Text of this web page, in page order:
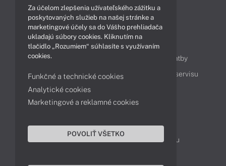
Technológie
Videá
Obsah
Ako nakupovať
Možnosti doručenia a platby
Podpora a servis
Servisné služby Cenník servisu
Kontakty
043 4224 771
Obchodné oddelenie
Reklamácia tovaru
Za účelom zlepšenia užívateľského zážitku a
poskytovaných služieb na našej stránke a
marketingové účely sa do Vášho prehliadača
ukladajú súbory cookies. Kliknutím na
tlačidlo „Rozumiem“ súhlasíte s využívaním
cookies.
Funkčné a technické cookies
Analytické cookies
Marketingové a reklamné cookies
POVOLIŤ VŠETKO